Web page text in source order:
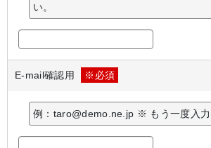
い。
E-mail確認用 ※必須
例：taro@demo.ne.jp ※ もう一度入力